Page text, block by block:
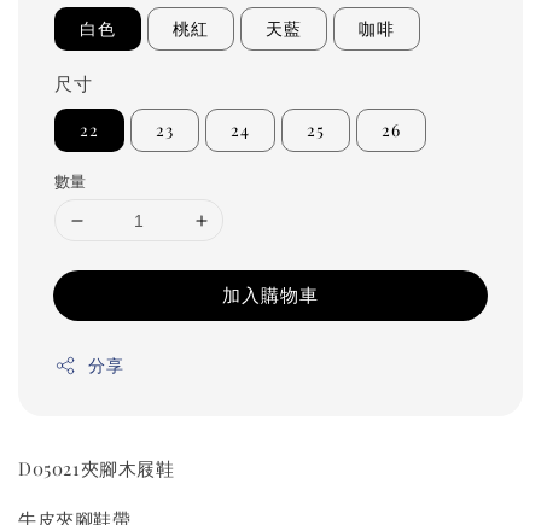
白色 桃紅 天藍 咖啡
尺寸
22 23 24 25 26
數量
加入購物車
分享
D05021夾腳木屐鞋
牛皮夾腳鞋帶